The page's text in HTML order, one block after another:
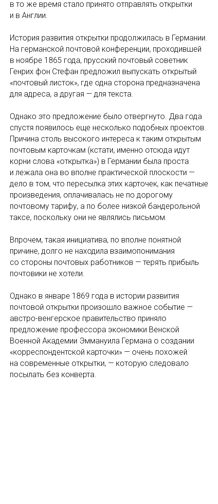
в то же время стало принято отправлять открытки
и в Англии.
История развития открытки продолжилась в Германии.
На германской почтовой конференции, проходившей
в ноябре 1865 года, прусский почтовый советник
Генрих фон Стефан предложил выпускать открытый
«почтовый листок», где одна сторона предназначена
для адреса, а другая — для текста.
Однако это предложение было отвергнуто. Два года
спустя появилось еще несколько подобных проектов.
Причина столь высокого интереса к таким открытым
почтовым карточкам (кстати, именно отсюда идут
корни слова «открытка») в Германии была проста
и лежала она во вполне практической плоскости —
дело в том, что пересылка этих карточек, как печатные
произведения, оплачивалась не по дорогому
почтовому тарифу, а по более низкой бандерольной
таксе, поскольку они не являлись письмом.
Впрочем, такая инициатива, по вполне понятной
причине, долго не находила взаимопонимания
со стороны почтовых работников — терять прибыль
почтовики не хотели.
Однако в январе 1869 года в истории развития
почтовой открытки произошло важное событие —
австро-венгерское правительство приняло
предложение профессора экономики Венской
Военной Академии Эммануила Германа о создании
«корреспондентской карточки» — очень похожей
на современные открытки, — которую следовало
посылать без конверта.